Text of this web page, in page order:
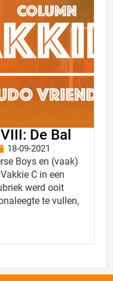
De Bal
18-09-2021
Boys en (vaak)
C in een
werd ooit
te vullen,